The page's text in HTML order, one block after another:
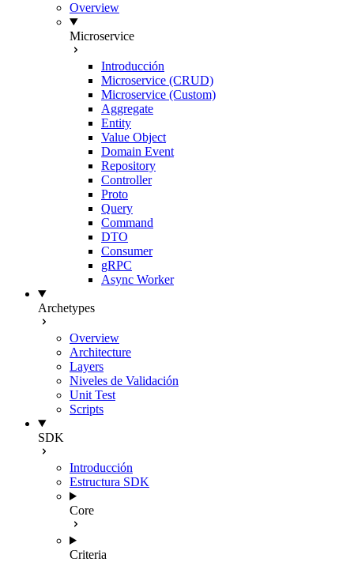
Overview
Microservice
Introducción
Microservice (CRUD)
Microservice (Custom)
Aggregate
Entity
Value Object
Domain Event
Repository
Controller
Proto
Query
Command
DTO
Consumer
gRPC
Async Worker
Archetypes
Overview
Architecture
Layers
Niveles de Validación
Unit Test
Scripts
SDK
Introducción
Estructura SDK
Core
Criteria